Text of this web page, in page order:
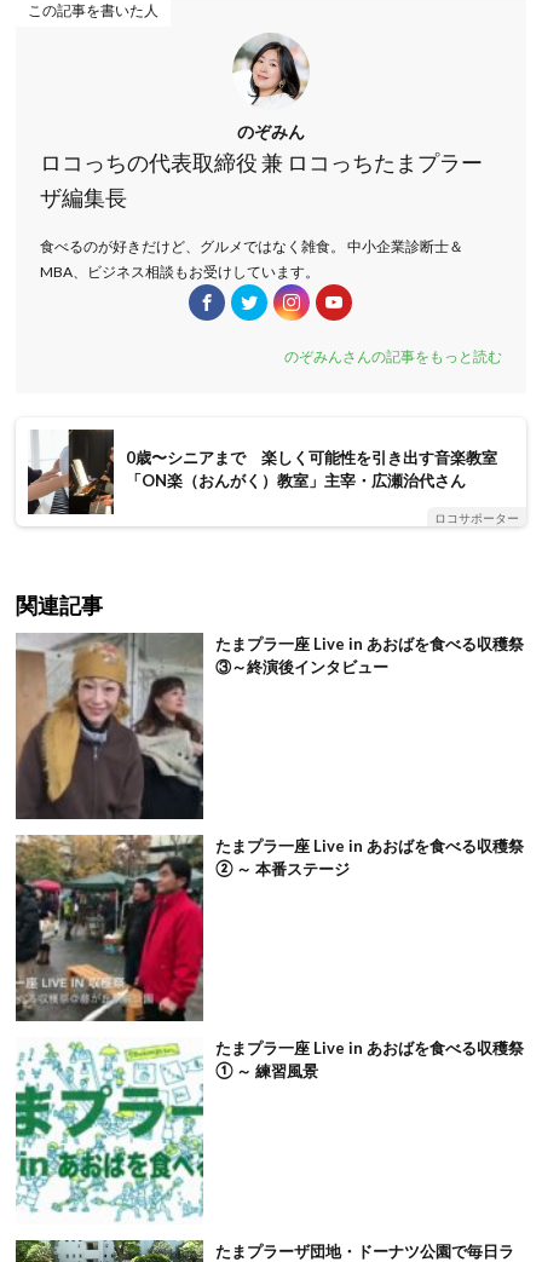
この記事を書いた人
のぞみん
ロコっちの代表取締役 兼 ロコっちたまプラー
ザ編集長
食べるのが好きだけど、グルメではなく雑食。 中小企業診断士＆
MBA、ビジネス相談もお受けしています。
のぞみんさんの記事をもっと読む
0歳〜シニアまで 楽しく可能性を引き出す音楽教室
「ON楽（おんがく）教室」主宰・広瀬治代さん
ロコサポーター
関連記事
たまプラ一座 Live in あおばを食べる収穫祭
③～終演後インタビュー
たまプラ一座 Live in あおばを食べる収穫祭
② ～ 本番ステージ
たまプラ一座 Live in あおばを食べる収穫祭
① ～ 練習風景
たまプラーザ団地・ドーナツ公園で毎日ラ